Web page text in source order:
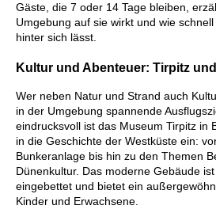
Gäste, die 7 oder 14 Tage bleiben,
Umgebung auf sie wirkt und wie
hinter sich lässt.
Kultur und Abenteuer: Tirpitz
Wer neben Natur und Strand auch
in der Umgebung spannende
eindrucksvoll ist das Museum Tirpitz in
in die Geschichte der Westküste ein:
Bunkeranlage bis hin zu den Themen
Dünenkultur. Das moderne Gebäude
eingebettet und bietet ein
Kinder und Erwachsene.